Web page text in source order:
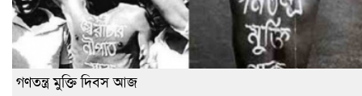
গণতন্ত্র মুক্তি দিবস আজ